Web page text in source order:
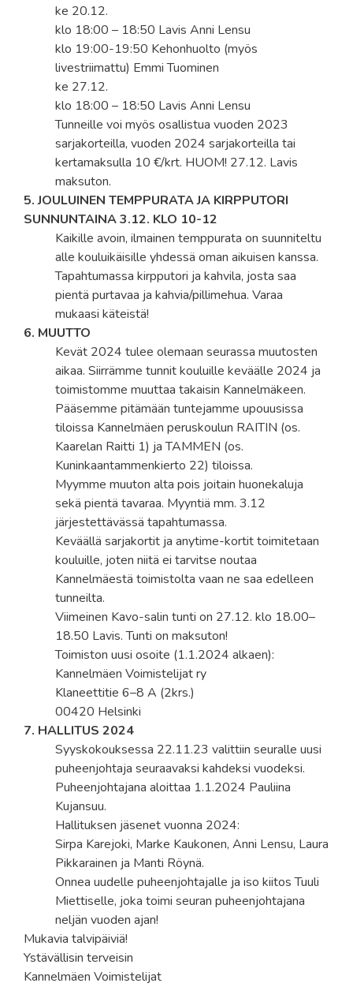
ke 20.12.
klo 18:00 – 18:50 Lavis Anni Lensu
klo 19:00-19:50 Kehonhuolto (myös
livestriimattu) Emmi Tuominen
ke 27.12.
klo 18:00 – 18:50 Lavis Anni Lensu
Tunneille voi myös osallistua vuoden 2023
sarjakorteilla, vuoden 2024 sarjakorteilla tai
kertamaksulla 10 €/krt. HUOM! 27.12. Lavis
maksuton.
5. JOULUINEN TEMPPURATA JA KIRPPUTORI
SUNNUNTAINA 3.12. KLO 10-12
Kaikille avoin, ilmainen temppurata on suunniteltu
alle kouluikäisille yhdessä oman aikuisen kanssa.
Tapahtumassa kirpputori ja kahvila, josta saa
pientä purtavaa ja kahvia/pillimehua. Varaa
mukaasi käteistä!
6. MUUTTO
Kevät 2024 tulee olemaan seurassa muutosten
aikaa. Siirrämme tunnit kouluille keväälle 2024 ja
toimistomme muuttaa takaisin Kannelmäkeen.
Pääsemme pitämään tuntejamme upouusissa
tiloissa Kannelmäen peruskoulun RAITIN (os.
Kaarelan Raitti 1) ja TAMMEN (os.
Kuninkaantammenkierto 22) tiloissa.
Myymme muuton alta pois joitain huonekaluja
sekä pientä tavaraa. Myyntiä mm. 3.12
järjestettävässä tapahtumassa.
Keväällä sarjakortit ja anytime-kortit toimitetaan
kouluille, joten niitä ei tarvitse noutaa
Kannelmäestä toimistolta vaan ne saa edelleen
tunneilta.
Viimeinen Kavo-salin tunti on 27.12. klo 18.00–
18.50 Lavis. Tunti on maksuton!
Toimiston uusi osoite (1.1.2024 alkaen):
Kannelmäen Voimistelijat ry
Klaneettitie 6–8 A (2krs.)
00420 Helsinki
7. HALLITUS 2024
Syyskokouksessa 22.11.23 valittiin seuralle uusi
puheenjohtaja seuraavaksi kahdeksi vuodeksi.
Puheenjohtajana aloittaa 1.1.2024 Pauliina
Kujansuu.
Hallituksen jäsenet vuonna 2024:
Sirpa Karejoki, Marke Kaukonen, Anni Lensu, Laura
Pikkarainen ja Manti Röynä.
Onnea uudelle puheenjohtajalle ja iso kiitos Tuuli
Miettiselle, joka toimi seuran puheenjohtajana
neljän vuoden ajan!
Mukavia talvipäiviä!
Ystävällisin terveisin
Kannelmäen Voimistelijat